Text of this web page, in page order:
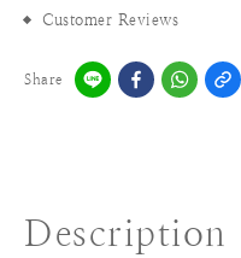
Customer Reviews
Share
Description